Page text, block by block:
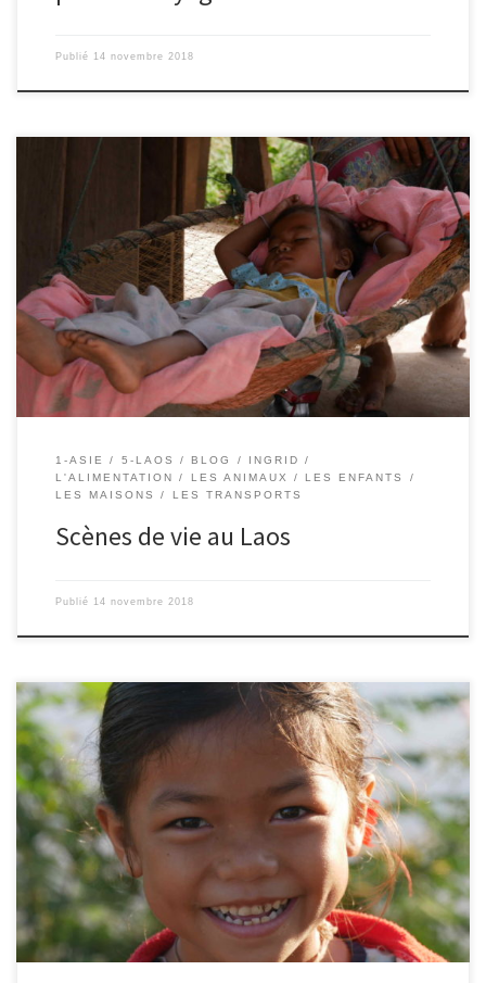
Publié 14 novembre 2018
Le 13/11/2018 – Ingrid. Quelques petites scènes de vie typiques
du Laos qui résument assez bien la vie ici: La baignade sur les
bords du Mékong : Le repas que l’on partage sous la maison, à
l’ombre, et à même le sol. La vie qui s’éveille tôt le matin […]
1-ASIE 5-LAOS BLOG
INGRID
L'ALIMENTATION
LES ANIMAUX
LES ENFANTS
LES MAISONS
LES TRANSPORTS
Scènes de vie au Laos
Publié 14 novembre 2018
13/11/2018 – Ingrid. Voici quelques portraits du Laos.